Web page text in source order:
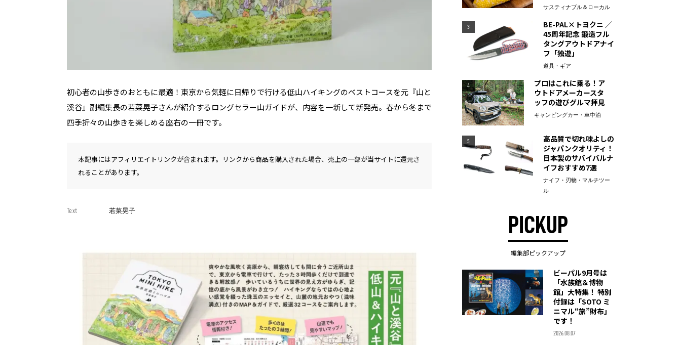
初心者の山歩きのおともに最適！東京から気軽に日帰りで行ける低山ハイキングのベストコースを元『山と
溪谷』副編集長の若菜晃子さんが紹介するロングセラー山ガイドが、内容を一新して新発売。春から冬まで
四季折々の山歩きを楽しめる座右の一冊です。
本記事にはアフィリエイトリンクが含まれます。リンクから商品を購入された場合、売上の一部が当サイトに還元さ
れることがあります。
Text 若菜晃子
サスティナブル＆ローカル
3
BE-PAL×トヨクニ ／
45周年記念 鍛造フル
タングアウトドアナイ
フ「独遊」
道具・ギア
4
プロはこれに乗る！ア
ウトドアメーカースタ
ッフの遊びグルマ拝見
キャンピングカー・車中泊
5
高品質で切れ味よしの
ジャパンクオリティ！
日本製のサバイバルナ
イフおすすめ7選
ナイフ・刃物・マルチツー
ル
PICKUP
編集部ピックアップ
ビーパル9月号は
「水族館＆博物
館」大特集！ 特別
付録は「SOTO ミ
ニマル“旅”財布」
です！
2026.08.07